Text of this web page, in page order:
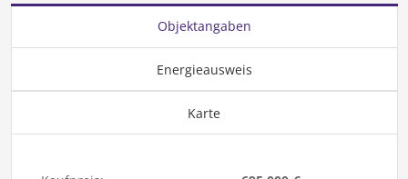
Objektangaben
Energieausweis
Karte